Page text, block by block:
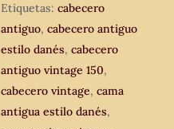
Etiquetas:cabecero
antiguo,cabecero antiguo
estilo danés,cabecero
antiguo vintage 150,
cabecero vintage,cama
antigua estilo danés,